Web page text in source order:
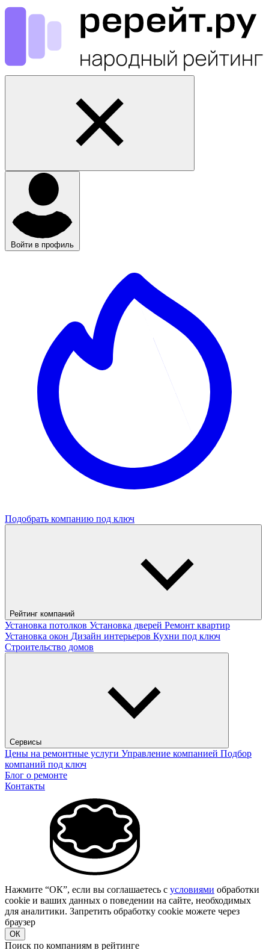
Войти в профиль
Подобрать компанию под ключ
Рейтинг компаний
Установка потолков Установка дверей Ремонт квартир
Установка окон Дизайн интерьеров Кухни под ключ
Строительство домов
Сервисы
Цены на ремонтные услуги Управление компанией Подбор
компаний под ключ
Блог о ремонте
Контакты
Нажмите “ОК”, если вы соглашаетесь с условиями обработки
cookie и ваших данных о поведении на сайте, необходимых
для аналитики. Запретить обработку cookie можете через
браузер
ОК
Поиск по компаниям в рейтинге